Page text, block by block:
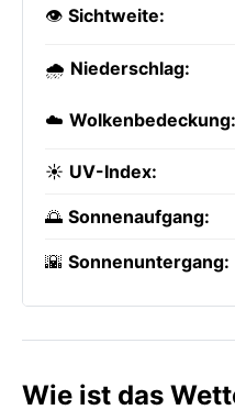
👁️ Sichtweite:
🌧️ Niederschlag:
☁️ Wolkenbedeckung:
☀️ UV-Index:
🌅 Sonnenaufgang:
🌇 Sonnenuntergang:
Wie ist das